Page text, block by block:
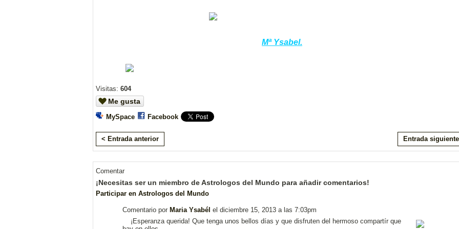
Mª Ysabel.
Visitas: 604
Me gusta
MySpace Facebook
< Entrada anterior Entrada
Comentar
¡Necesitas ser un miembro de Astrologos del Mundo para añadir comentarios!
Participar en Astrologos del Mundo
Comentario por Maria Ysabél el diciembre 15, 2013 a las 7:03pm
¡Esperanza querida! Que tenga unos bellos días y que disfruten del hermoso compartír que